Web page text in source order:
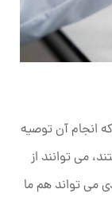
انجام آن توصیه
می ‌توانند از
می تواند هم ما